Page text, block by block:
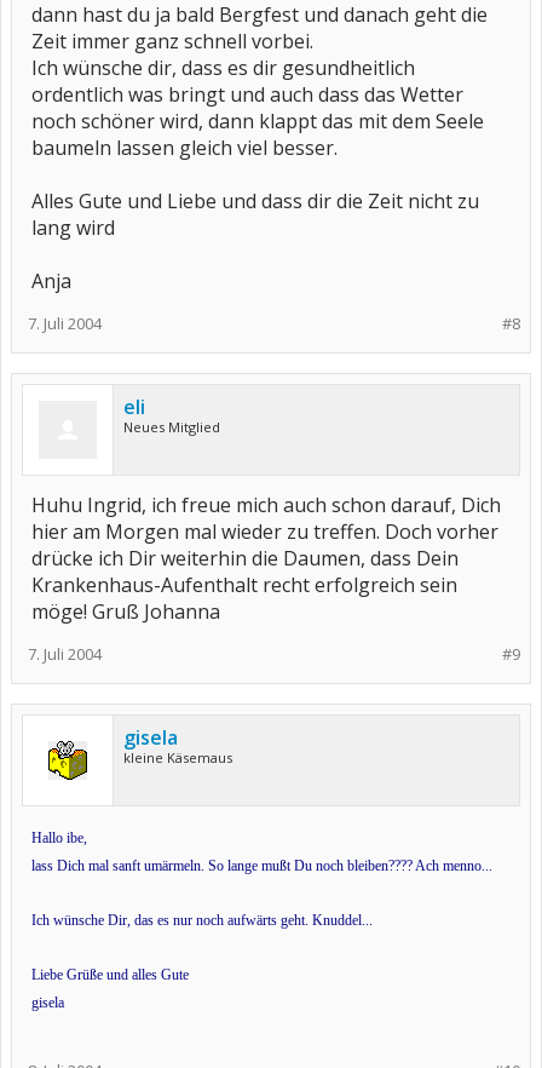
dann hast du ja bald Bergfest und danach geht die
Zeit immer ganz schnell vorbei.
Ich wünsche dir, dass es dir gesundheitlich
ordentlich was bringt und auch dass das Wetter
noch schöner wird, dann klappt das mit dem Seele
baumeln lassen gleich viel besser.
Alles Gute und Liebe und dass dir die Zeit nicht zu
lang wird
Anja
#8
7. Juli 2004
eli
Neues Mitglied
Huhu Ingrid, ich freue mich auch schon darauf, Dich
hier am Morgen mal wieder zu treffen. Doch vorher
drücke ich Dir weiterhin die Daumen, dass Dein
Krankenhaus-Aufenthalt recht erfolgreich sein
möge! Gruß Johanna
#9
7. Juli 2004
gisela
kleine Käsemaus
Hallo ibe,
lass Dich mal sanft umärmeln. So lange mußt Du noch bleiben???? Ach menno...
Ich wünsche Dir, das es nur noch aufwärts geht. Knuddel...
Liebe Grüße und alles Gute
gisela